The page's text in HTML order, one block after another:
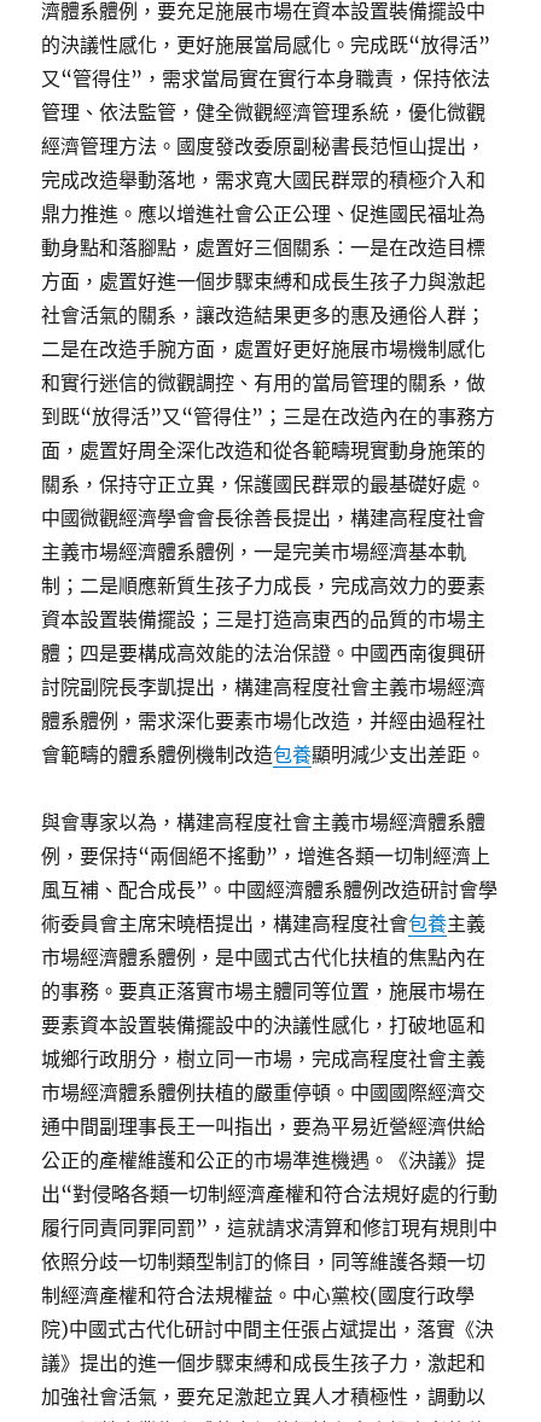
濟體系體例，要充足施展市場在資本設置裝備擺設中
的決議性感化，更好施展當局感化。完成既“放得活”
又“管得住”，需求當局實在實行本身職責，保持依法
管理、依法監管，健全微觀經濟管理系統，優化微觀
經濟管理方法。國度發改委原副秘書長范恒山提出，
完成改造舉動落地，需求寬大國民群眾的積極介入和
鼎力推進。應以增進社會公正公理、促進國民福址為
動身點和落腳點，處置好三個關系：一是在改造目標
方面，處置好進一個步驟束縛和成長生孩子力與激起
社會活氣的關系，讓改造結果更多的惠及通俗人群；
二是在改造手腕方面，處置好更好施展市場機制感化
和實行迷信的微觀調控、有用的當局管理的關系，做
到既“放得活”又“管得住”；三是在改造內在的事務方
面，處置好周全深化改造和從各範疇現實動身施策的
關系，保持守正立異，保護國民群眾的最基礎好處。
中國微觀經濟學會會長徐善長提出，構建高程度社會
主義市場經濟體系體例，一是完美市場經濟基本軌
制；二是順應新質生孩子力成長，完成高效力的要素
資本設置裝備擺設；三是打造高東西的品質的市場主
體；四是要構成高效能的法治保證。中國西南復興研
討院副院長李凱提出，構建高程度社會主義市場經濟
體系體例，需求深化要素市場化改造，并經由過程社
會範疇的體系體例機制改造包養顯明減少支出差距。
與會專家以為，構建高程度社會主義市場經濟體系體
例，要保持“兩個絕不搖動”，增進各類一切制經濟上
風互補、配合成長”。中國經濟體系體例改造研討會學
術委員會主席宋曉梧提出，構建高程度社會包養主義
市場經濟體系體例，是中國式古代化扶植的焦點內在
的事務。要真正落實市場主體同等位置，施展市場在
要素資本設置裝備擺設中的決議性感化，打破地區和
城鄉行政朋分，樹立同一市場，完成高程度社會主義
市場經濟體系體例扶植的嚴重停頓。中國國際經濟交
通中間副理事長王一叫指出，要為平易近營經濟供給
公正的產權維護和公正的市場準進機遇。《決議》提
出“對侵略各類一切制經濟產權和符合法規好處的行動
履行同責同罪同罰”，這就請求清算和修訂現有規則中
依照分歧一切制類型制訂的條目，同等維護各類一切
制經濟產權和符合法規權益。中心黨校(國度行政學
院)中國式古代化研討中間主任張占斌提出，落實《決
議》提出的進一個步驟束縛和成長生孩子力，激起和
加強社會活氣，要充足激起立異人才積極性，調動以